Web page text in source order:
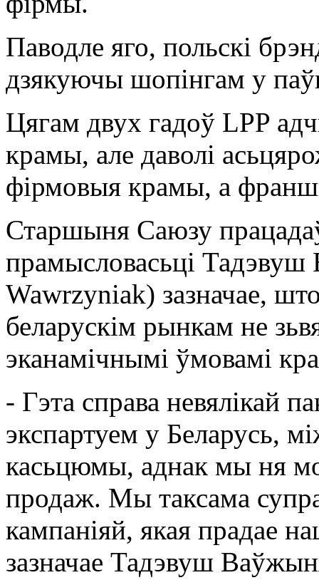
Паводле яго, польскі
дзякуючы шопінгам у
Цягам двух гадоў LPP
крамы, але даволі
фірмовыя крамы, а
Старшыня Саюзу
прамысловасьці
Wawrzyniak) зазначае,
беларускім рынкам не
эканамічнымі ўмовамі
- Гэта справа невялікай
экспартуем у Беларусь,
касьцюмы, аднак мы ня
продаж. Мы таксама
кампаніяй, якая прадае
зазначае Тадэвуш